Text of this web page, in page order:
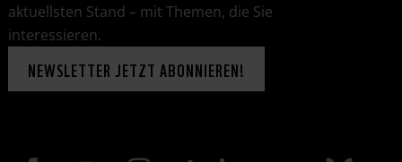
aktuellsten Stand – mit Themen, die Sie
interessieren.
NEWSLETTER JETZT ABONNIEREN!